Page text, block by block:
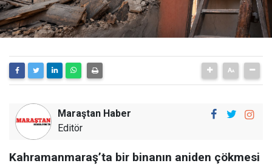
Maraştan Haber
Editör
Kahramanmaraş’ta bir binanın aniden çökmesi